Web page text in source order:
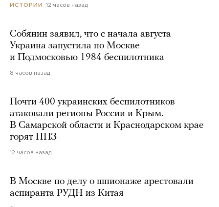
ИСТОРИИ 12 часов назад
Собянин заявил, что с начала августа
Украина запустила по Москве
и Подмосковью 1984 беспилотника
8 часов назад
Почти 400 украинских беспилотников
атаковали регионы России и Крым.
В Самарской области и Краснодарском крае
горят НПЗ
12 часов назад
В Москве по делу о шпионаже арестовали
аспиранта РУДН из Китая